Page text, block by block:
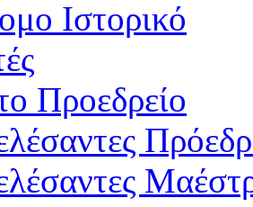
Ιστορικό
Προεδρείο